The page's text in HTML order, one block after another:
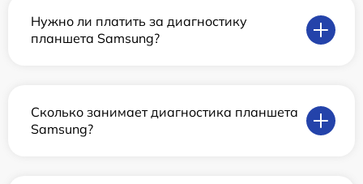
Нужно ли платить за диагностику
планшета Samsung?
Сколько занимает диагностика планшета
Samsung?